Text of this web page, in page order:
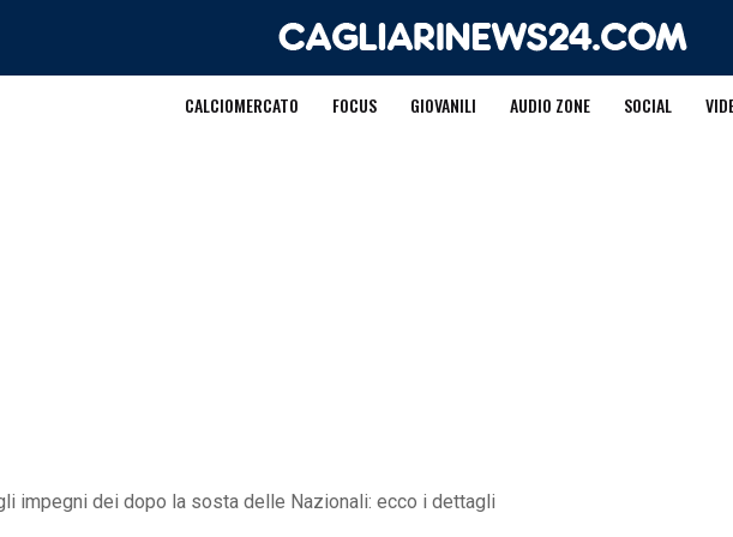
CALCIOMERCATO FOCUS GIOVANILI AUDIO ZONE SOCIAL
impegni dei dopo la sosta delle Nazionali: ecco i dettagli